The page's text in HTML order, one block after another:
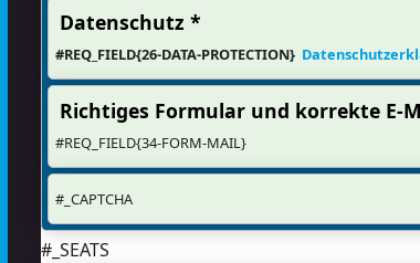
Datenschutz *
#REQ_FIELD{26-DATA-PROTECTION}
Richtiges Formular und korrekte E-
#REQ_FIELD{34-FORM-MAIL}
#_CAPTCHA
#_SEATS